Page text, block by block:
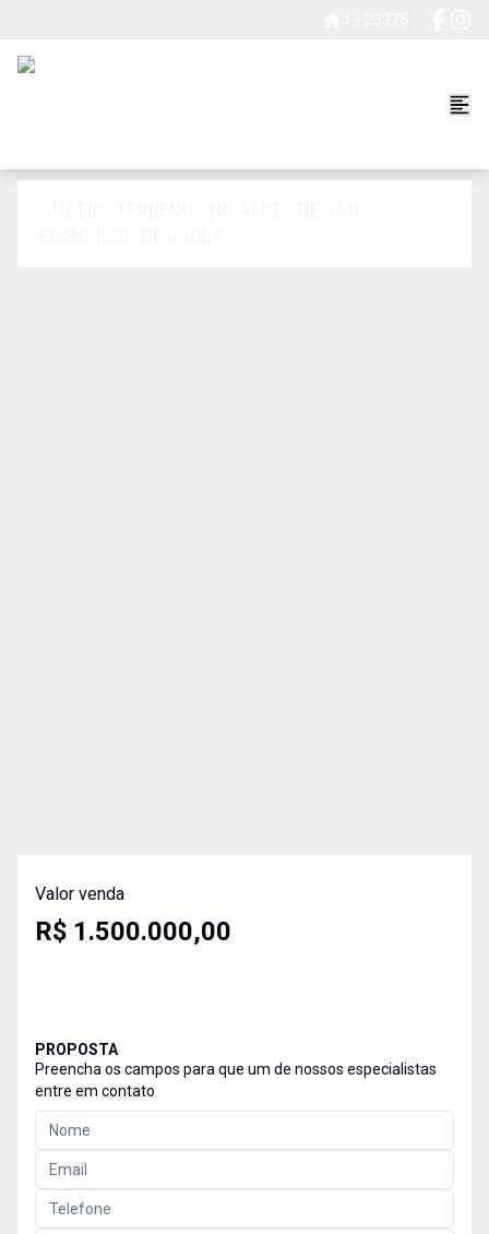
Valor venda
R$ 1.500.000,00
PROPOSTA
Preencha os campos para que um de nossos especialistas
entre em contato